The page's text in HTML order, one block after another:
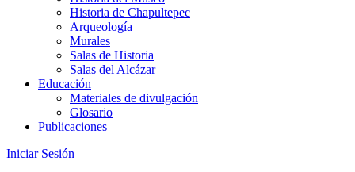
Historia de Chapultepec
Arqueología
Murales
Salas de Historia
Salas del Alcázar
Educación
Materiales de divulgación
Glosario
Publicaciones
Iniciar Sesión